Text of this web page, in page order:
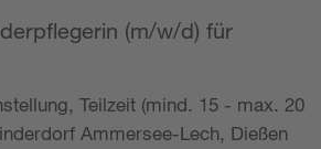
(m/w/d) für
Teilzeit (mind. 15 - max. 20
Ammersee-Lech, Dießen